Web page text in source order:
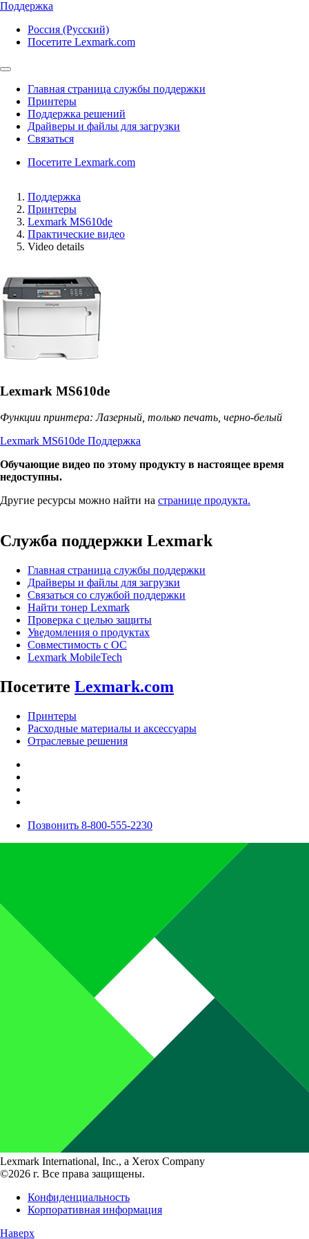
Поддержка
Россия (Русский)
Посетите Lexmark.com
Главная страница службы поддержки
Принтеры
Поддержка решений
Драйверы и файлы для загрузки
Связаться
Посетите Lexmark.com
Поддержка
Принтеры
Lexmark MS610de
Практические видео
Video details
Lexmark MS610de
Функции принтера: Лазерный, только печать, черно-белый
Lexmark MS610de Поддержка
Обучающие видео по этому продукту в настоящее время
недоступны.
Другие ресурсы можно найти на странице продукта.
Служба поддержки Lexmark
Главная страница службы поддержки
Драйверы и файлы для загрузки
Связаться со службой поддержки
Найти тонер Lexmark
Проверка с целью защиты
Уведомления о продуктах
Совместимость с ОС
Lexmark MobileTech
Посетите Lexmark.com
Принтеры
Расходные материалы и аксессуары
Отраслевые решения
Позвонить 8-800-555-2230
Lexmark International, Inc., a Xerox Company
©2026 г. Все права защищены.
Конфиденциальность
Корпоративная информация
Наверх